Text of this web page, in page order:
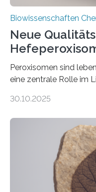
Biowissenschaften
Neue
Peroxisomen sind
eine zentrale Rolle im
erfüllen können,
der Ruhr-Universität
und Dr. Ismaila Francis
unbekannten
peroxisomalen
Saccharomyces
Funktionsfähigkeit der
30.10.2025